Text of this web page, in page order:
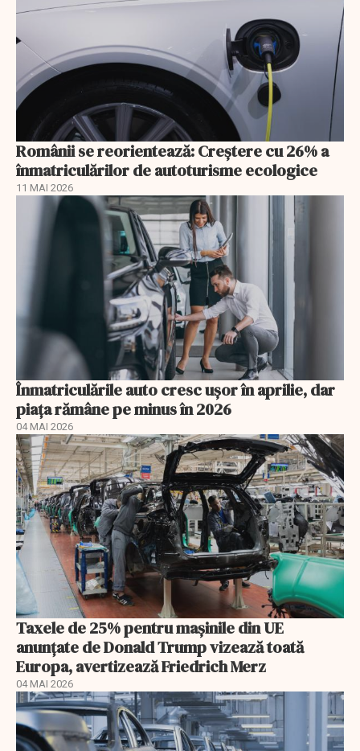
Românii se reorientează: Creştere cu 26% a
înmatriculărilor de autoturisme ecologice
11 MAI 2026
Înmatriculările auto cresc ușor în aprilie, dar
piața rămâne pe minus în 2026
04 MAI 2026
Taxele de 25% pentru mașinile din UE
anunţate de Donald Trump vizează toată
Europa, avertizează Friedrich Merz
04 MAI 2026